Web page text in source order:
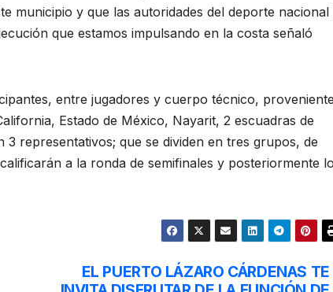
municipio y que las autoridades del deporte nacional
que estamos impulsando en la costa señaló
entre jugadores y cuerpo técnico,
Estado de México, Nayarit, 2 escuadras de
representativos; que se dividen en tres grupos, de
a la ronda de semifinales y posteriormente
EL PUERTO LÁZARO CÁRDENAS TE